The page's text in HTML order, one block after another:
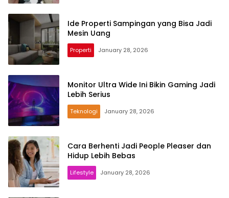
Ide Properti Sampingan yang Bisa Jadi
Mesin Uang
Properti January 28, 2026
Monitor Ultra Wide Ini Bikin Gaming Jadi
Lebih Serius
Teknologi January 28, 2026
Cara Berhenti Jadi People Pleaser dan
Hidup Lebih Bebas
Lifestyle January 28, 2026